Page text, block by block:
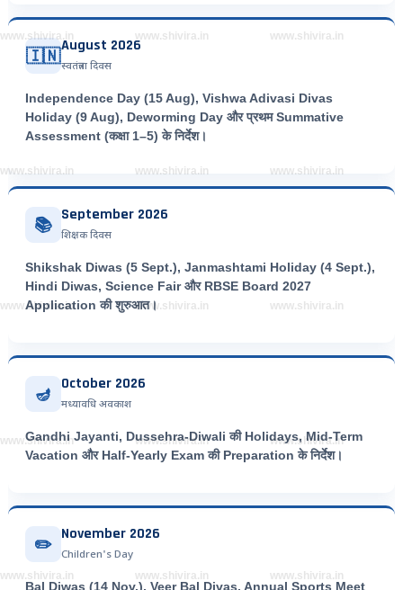
🇮🇳
August 2026
स्वतंत्रता दिवस
Independence Day (15 Aug), Vishwa Adivasi Divas
Holiday (9 Aug), Deworming Day और प्रथम Summative
Assessment (कक्षा 1–5) के निर्देश।
📚
September 2026
शिक्षक दिवस
Shikshak Diwas (5 Sept.), Janmashtami Holiday (4 Sept.),
Hindi Diwas, Science Fair और RBSE Board 2027
Application की शुरुआत।
🪔
October 2026
मध्यावधि अवकाश
Gandhi Jayanti, Dussehra-Diwali की Holidays, Mid-Term
Vacation और Half-Yearly Exam की Preparation के निर्देश।
✏️
November 2026
Children's Day
Bal Diwas (14 Nov.), Veer Bal Divas, Annual Sports Meet
www.shivira.in
www.shivira.in
www.shivira.in
www.shivira.in
www.shivira.in
www.shivira.in
www.shivira.in
www.shivira.in
www.shivira.in
www.shivira.in
www.shivira.in
www.shivira.in
www.shivira.in
www.shivira.in
www.shivira.in